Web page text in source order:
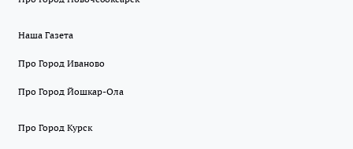
Наша Газета
Про Город Иваново
Про Город Йошкар-Ола
Про Город Курск